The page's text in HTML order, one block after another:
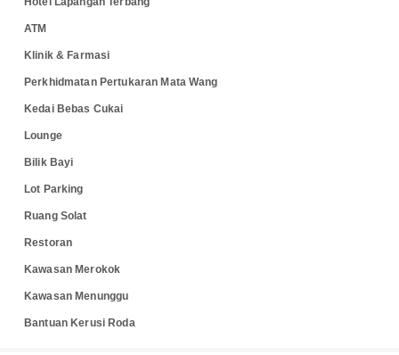
ATM
Klinik & Farmasi
Perkhidmatan Pertukaran Mata Wang
Kedai Bebas Cukai
Lounge
Bilik Bayi
Lot Parking
Ruang Solat
Restoran
Kawasan Merokok
Kawasan Menunggu
Bantuan Kerusi Roda